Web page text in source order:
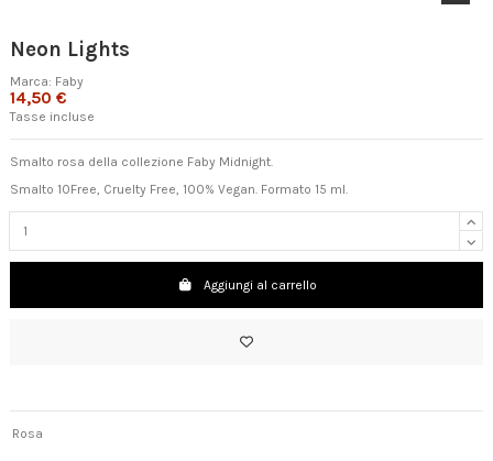
Neon Lights
Marca: Faby
14,50 €
Tasse incluse
Smalto rosa della collezione Faby Midnight.
Smalto 10Free, Cruelty Free, 100% Vegan. Formato 15 ml.
Aggiungi al carrello
Rosa